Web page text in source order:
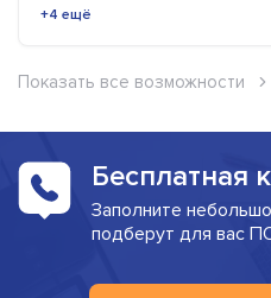
+4 ещё
Показать все возможности
Бесплатная
Заполните
подберут для вас